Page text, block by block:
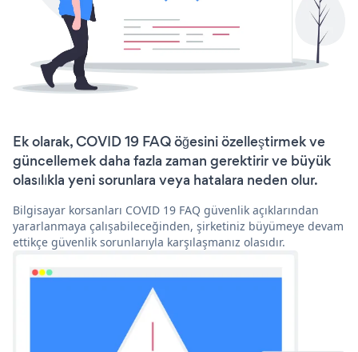
Ek olarak, COVID 19 FAQ öğesini özelleştirmek ve
güncellemek daha fazla zaman gerektirir ve büyük
olasılıkla yeni sorunlara veya hatalara neden olur.
Bilgisayar korsanları COVID 19 FAQ güvenlik açıklarından
yararlanmaya çalışabileceğinden, şirketiniz büyümeye devam
ettikçe güvenlik sorunlarıyla karşılaşmanız olasıdır.